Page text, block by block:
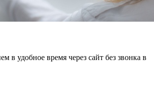
в удобное время через сайт без звонка в